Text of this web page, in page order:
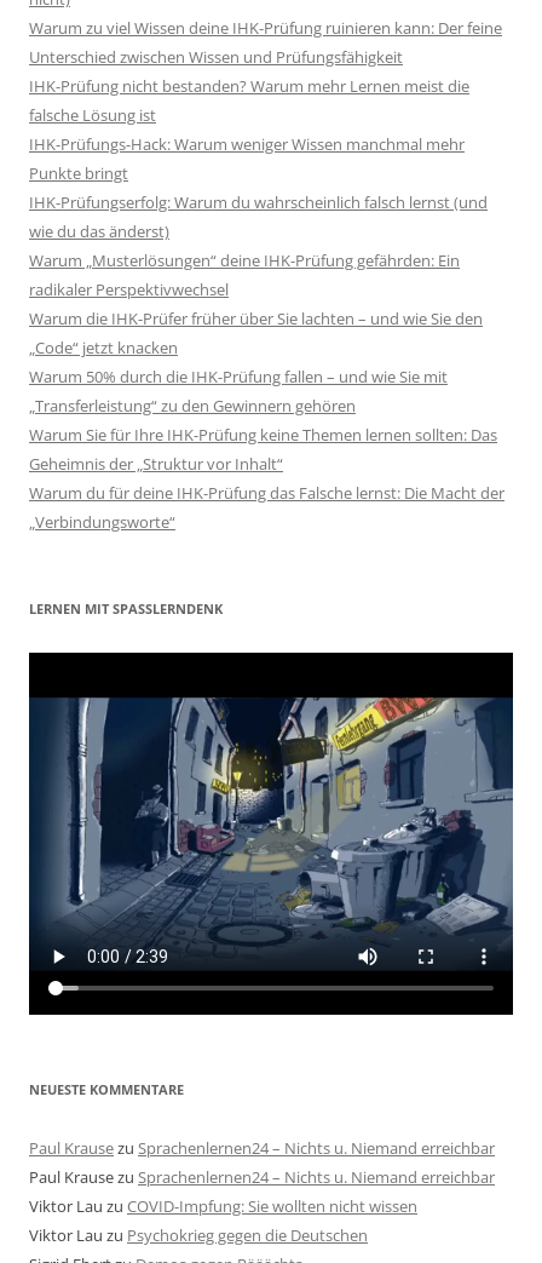
Warum zu viel Wissen deine IHK-Prüfung ruinieren kann: Der feine
Unterschied zwischen Wissen und Prüfungsfähigkeit
IHK-Prüfung nicht bestanden? Warum mehr Lernen meist die
falsche Lösung ist
IHK-Prüfungs-Hack: Warum weniger Wissen manchmal mehr
Punkte bringt
IHK-Prüfungserfolg: Warum du wahrscheinlich falsch lernst (und
wie du das änderst)
Warum „Musterlösungen“ deine IHK-Prüfung gefährden: Ein
radikaler Perspektivwechsel
Warum die IHK-Prüfer früher über Sie lachten – und wie Sie den
„Code“ jetzt knacken
Warum 50% durch die IHK-Prüfung fallen – und wie Sie mit
„Transferleistung“ zu den Gewinnern gehören
Warum Sie für Ihre IHK-Prüfung keine Themen lernen sollten: Das
Geheimnis der „Struktur vor Inhalt“
Warum du für deine IHK-Prüfung das Falsche lernst: Die Macht der
„Verbindungsworte“
LERNEN MIT SPASSLERNDENK
NEUESTE KOMMENTARE
Paul Krausezu Sprachenlernen24 – Nichts u. Niemand erreichbar
Paul Krausezu Sprachenlernen24 – Nichts u. Niemand erreichbar
Viktor Lau zu COVID-Impfung: Sie wollten nicht wissen
Viktor Lau zu Psychokrieg gegen die Deutschen